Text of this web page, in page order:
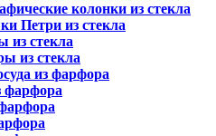
колонки из стекла
Петри из стекла
из стекла
из стекла
из фарфора
фарфора